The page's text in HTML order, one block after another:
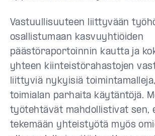
Vastuullisuuteen liittyvään
osallistumaan kasvuyhtiöiden
päästöraportoinnin kautta ja
yhteen kiinteistörahastojen
liittyviä nykyisiä
toimialan parhaita käytäntöjä.
työtehtävät mahdollistivat sen,
tekemään yhteistyötä myös